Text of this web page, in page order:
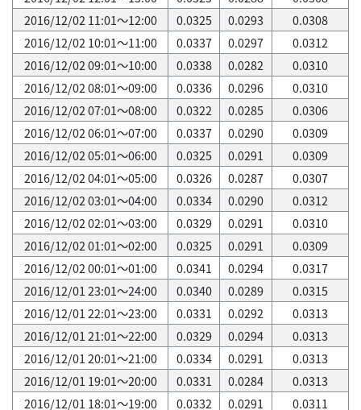
2016/12/02 11:01～12:00
0.0325 0.0293
0.0308
2016/12/02 10:01～11:00
0.0337 0.0297
0.0312
2016/12/02 09:01～10:00
0.0338 0.0282
0.0310
2016/12/02 08:01～09:00
0.0336 0.0296
0.0310
2016/12/02 07:01～08:00
0.0322 0.0285
0.0306
2016/12/02 06:01～07:00
0.0337 0.0290
0.0309
2016/12/02 05:01～06:00
0.0325 0.0291
0.0309
2016/12/02 04:01～05:00
0.0326 0.0287
0.0307
2016/12/02 03:01～04:00
0.0334 0.0290
0.0312
2016/12/02 02:01～03:00
0.0329 0.0291
0.0310
2016/12/02 01:01～02:00
0.0325 0.0291
0.0309
2016/12/02 00:01～01:00
0.0341 0.0294
0.0317
2016/12/01 23:01～24:00
0.0340 0.0289
0.0315
2016/12/01 22:01～23:00
0.0331 0.0292
0.0313
2016/12/01 21:01～22:00
0.0329 0.0294
0.0313
2016/12/01 20:01～21:00
0.0334 0.0291
0.0313
2016/12/01 19:01～20:00
0.0331 0.0284
0.0313
2016/12/01 18:01～19:00
0.0332 0.0291 0.0311